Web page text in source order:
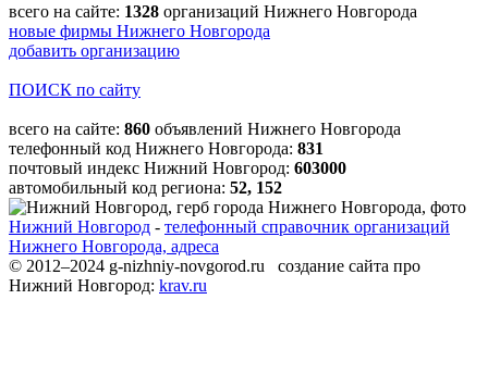
всего на сайте: 1328 организаций Нижнего Новгорода
новые фирмы Нижнего Новгорода
добавить организацию
ПОИСК по сайту
всего на сайте: 860 объявлений Нижнего Новгорода
телефонный код Нижнего Новгорода: 831
почтовый индекс Нижний Новгород: 603000
автомобильный код региона: 52, 152
Нижний Новгород - телефонный справочник организаций
Нижнего Новгорода, адреса
© 2012–2024 g-nizhniy-novgorod.ru создание сайта про
Нижний Новгород: krav.ru